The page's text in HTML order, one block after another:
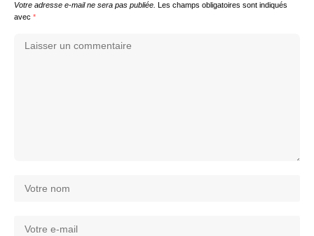
Votre adresse e-mail ne sera pas publiée.
Les champs obligatoires sont indiqués
avec *